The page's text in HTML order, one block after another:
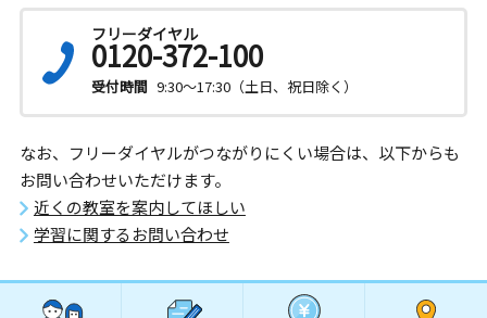
フリーダイヤル
0120-372-100
受付時間 9:30～17:30（土日、祝日除く）
なお、フリーダイヤルがつながりにくい場合は、以下からも
お問い合わせいただけます。
近くの教室を案内してほしい
学習に関するお問い合わせ